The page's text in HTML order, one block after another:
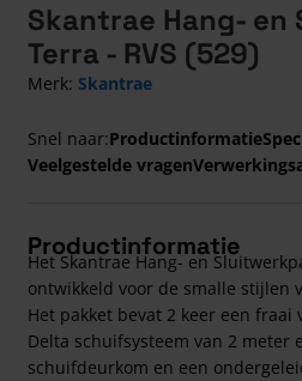
Skantrae Hang-
Terra - RVS (529)
Merk: Skantrae
Snel naar:Productinformatie
Veelgestelde vragen
Productinformatie
Het Skantrae Hang- en
ontwikkeld voor de smalle stijlen
Het pakket bevat 2 keer een fraai
Delta schuifsysteem van 2 meter
schuifdeurkom en een